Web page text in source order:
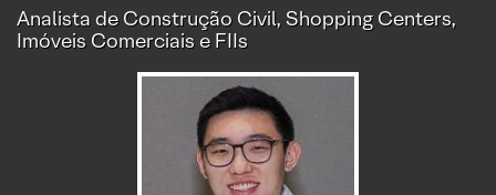
Analista de Construção Civil, Shopping Centers,
Imóveis Comerciais e FIIs